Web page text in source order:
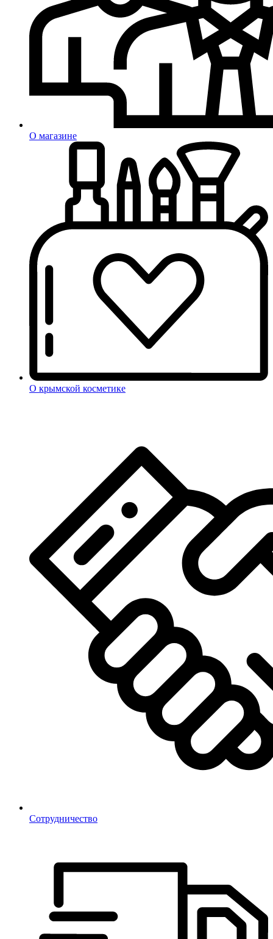
О магазине
О крымской косметике
Сотрудничество